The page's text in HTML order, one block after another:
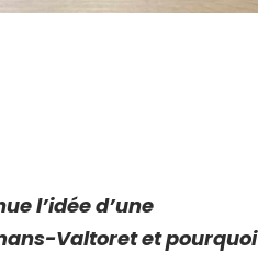
l’idée d’une
Valtoret et pourquoi